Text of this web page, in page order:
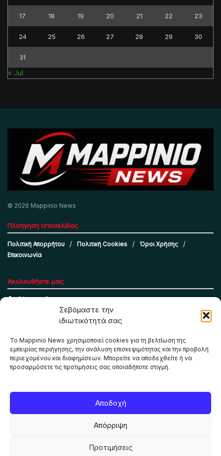
Σεβόμαστε την
ιδιωτικότητά σας
Το Mappinio News χρησιμοποιεί cookies για τη βελτίωση της
εμπειρίας περιήγησης, την ανάλυση επισκεψιμότητας και την προβολή
περιεχομένου και διαφημίσεων. Μπορείτε να αποδεχθείτε ή να
προσαρμόσετε τις προτιμήσεις σας οποιαδήποτε στιγμή.
Αποδοχή
Απόρριψη
Προτιμήσεις
17 18 19 20 21 22 23
24 25 26 27 28 29 30
31
« Jul
© 2026 Mappinio News
Πλοήγηση Ιστοσελίδας
Πολιτική Απορρήτου Πολιτική Cookies
Όροι Χρήσης
Επικοινωνία
Ακολουθήστε μας
Το Mappinio.net χρησιμοποιεί cookies για τη σωστή
λειτουργία της ιστοσελίδας, την ανάλυση επισκεψιμότητας
και την προβολή εξατομικευμένου περιεχομένου. Πατώντας
αλλάξετε τις προτιμήσεις σας οποιαδήποτε στιγμή.